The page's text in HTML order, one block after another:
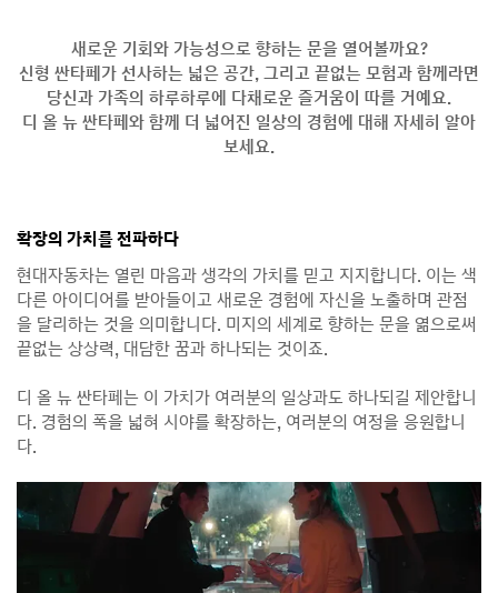
새로운 기회와 가능성으로 향하는 문을 열어볼까요?
신형 싼타페가 선사하는 넓은 공간, 그리고 끝없는 모험과 함께라면
당신과 가족의 하루하루에 다채로운 즐거움이 따를 거예요.
디 올 뉴 싼타페와 함께 더 넓어진 일상의 경험에 대해 자세히 알아
보세요.
확장의 가치를 전파하다
현대자동차는 열린 마음과 생각의 가치를 믿고 지지합니다. 이는 색
다른 아이디어를 받아들이고 새로운 경험에 자신을 노출하며 관점
을 달리하는 것을 의미합니다. 미지의 세계로 향하는 문을 엶으로써
끝없는 상상력, 대담한 꿈과 하나되는 것이죠.
디 올 뉴 싼타페는 이 가치가 여러분의 일상과도 하나되길 제안합니
다. 경험의 폭을 넓혀 시야를 확장하는, 여러분의 여정을 응원합니
다.